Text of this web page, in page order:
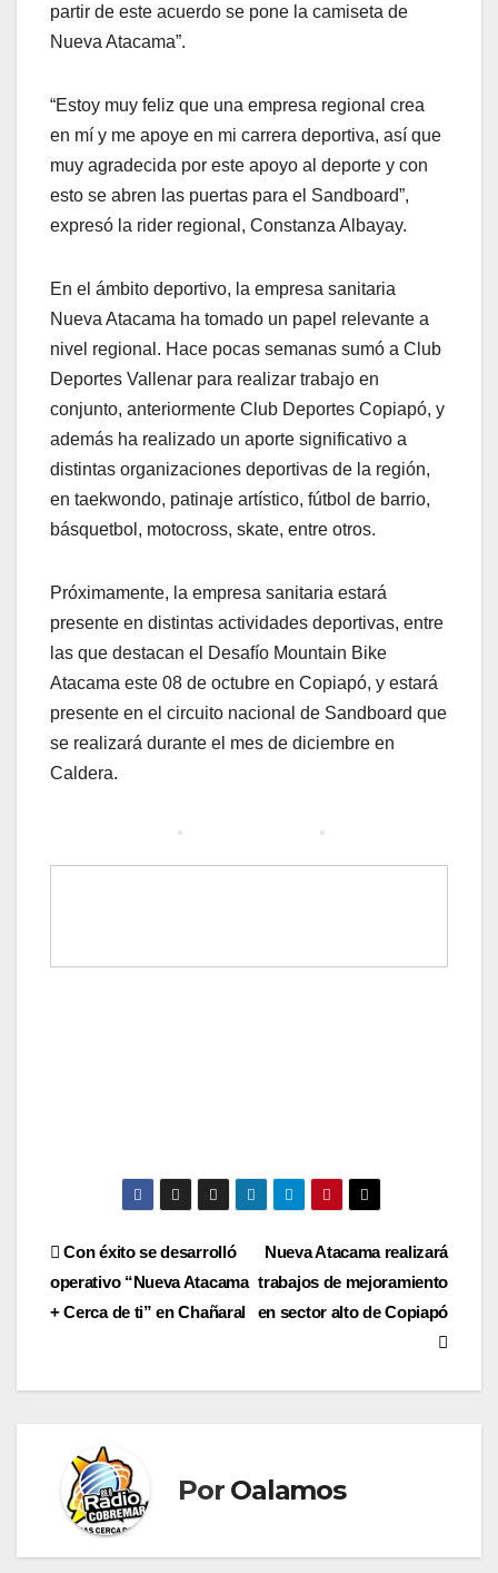
partir de este acuerdo se pone la camiseta de
Nueva Atacama”.
“Estoy muy feliz que una empresa regional crea
en mí y me apoye en mi carrera deportiva, así que
muy agradecida por este apoyo al deporte y con
esto se abren las puertas para el Sandboard”,
expresó la rider regional, Constanza Albayay.
En el ámbito deportivo, la empresa sanitaria
Nueva Atacama ha tomado un papel relevante a
nivel regional. Hace pocas semanas sumó a Club
Deportes Vallenar para realizar trabajo en
conjunto, anteriormente Club Deportes Copiapó, y
además ha realizado un aporte significativo a
distintas organizaciones deportivas de la región,
en taekwondo, patinaje artístico, fútbol de barrio,
básquetbol, motocross, skate, entre otros.
Próximamente, la empresa sanitaria estará
presente en distintas actividades deportivas, entre
las que destacan el Desafío Mountain Bike
Atacama este 08 de octubre en Copiapó, y estará
presente en el circuito nacional de Sandboard que
se realizará durante el mes de diciembre en
Caldera.
Navegación
de
Nueva Atacama realizará
trabajos de mejoramiento
en sector alto de Copiapó
Con éxito se desarrolló
operativo “Nueva Atacama
+ Cerca de ti” en Chañaral
Por Oalamos